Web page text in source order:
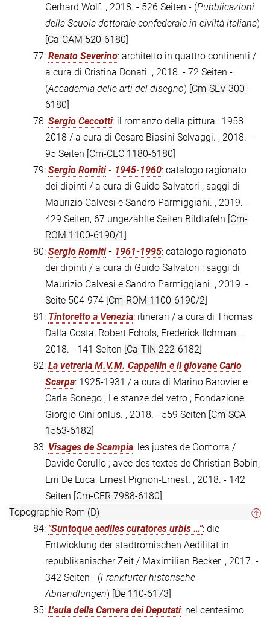
Gerhard Wolf. , 2018. - 526 Seiten - (Pubblicazioni
della Scuola dottorale confederale in civiltà italiana)
[Ca-CAM 520-6180]
77: Renato Severino: architetto in quattro continenti /
a cura di Cristina Donati. , 2018. - 72 Seiten -
(Accademia delle arti del disegno) [Cm-SEV 300-
6180]
78: Sergio Ceccotti: il romanzo della pittura : 1958
2018 / a cura di Cesare Biasini Selvaggi. , 2018. -
95 Seiten [Cm-CEC 1180-6180]
79: Sergio Romiti- 1945-1960: catalogo ragionato
dei dipinti / a cura di Guido Salvatori ; saggi di
Maurizio Calvesi e Sandro Parmiggiani. , 2019. -
429 Seiten, 67 ungezählte Seiten Bildtafeln [Cm-
ROM 1100-6190/1]
80: Sergio Romiti- 1961-1995: catalogo ragionato
dei dipinti / a cura di Guido Salvatori ; saggi di
Maurizio Calvesi e Sandro Parmiggiani. , 2019. -
Seite 504-974 [Cm-ROM 1100-6190/2]
81: Tintoretto a Venezia: itinerari / a cura di Thomas
Dalla Costa, Robert Echols, Frederick Ilchman. ,
2018. - 141 Seiten [Ca-TIN 222-6182]
82: La vetreria M.V.M. Cappellin e il giovane Carlo
Scarpa: 1925-1931 / a cura di Marino Barovier e
Carla Sonego ; Le stanze del vetro ; Fondazione
Giorgio Cini onlus. , 2018. - 559 Seiten [Cm-SCA
1553-6182]
83: Visages de Scampia: les justes de Gomorra /
Davide Cerullo ; avec des textes de Christian Bobin,
Erri De Luca, Ernest Pignon-Ernest. , 2018. - 142
Seiten [Cm-CER 7988-6180]
Topographie Rom (D)
84: "Suntoque aediles curatores urbis …": die
Entwicklung der stadtrömischen Aedilität in
republikanischer Zeit / Maximilian Becker. , 2017. -
342 Seiten - (Frankfurter historische
Abhandlungen) [De 110-6173]
85: L'aula della Camera dei Deputati: nel centesimo